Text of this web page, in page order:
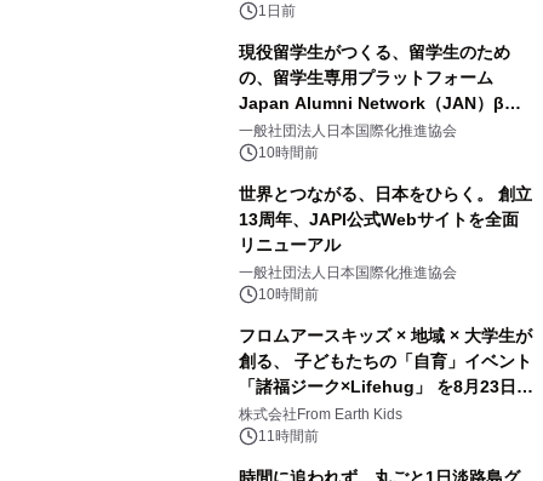
ボグッズも発売決定！
1日前
現役留学生がつくる、留学生のため
の、留学生専用プラットフォーム
Japan Alumni Network（JAN）β版
をリリース
一般社団法人日本国際化推進協会
10時間前
世界とつながる、日本をひらく。 創立
13周年、JAPI公式Webサイトを全面
リニューアル
一般社団法人日本国際化推進協会
10時間前
フロムアースキッズ × 地域 × 大学生が
創る、 子どもたちの「自育」イベント
「諸福ジーク×Lifehug」 を8月23日
(日)開催
株式会社From Earth Kids
11時間前